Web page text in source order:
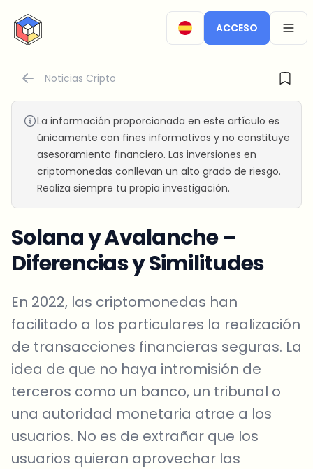
CryptoTicker
ACCESO
Noticias Cripto
La información proporcionada en este artículo es
únicamente con fines informativos y no constituye
asesoramiento financiero. Las inversiones en
criptomonedas conllevan un alto grado de riesgo.
Realiza siempre tu propia investigación.
Solana y Avalanche –
Diferencias y Similitudes
En 2022, las criptomonedas han
facilitado a los particulares la realización
de transacciones financieras seguras. La
idea de que no haya intromisión de
terceros como un banco, un tribunal o
una autoridad monetaria atrae a los
usuarios. No es de extrañar que los
usuarios quieran aprovechar las